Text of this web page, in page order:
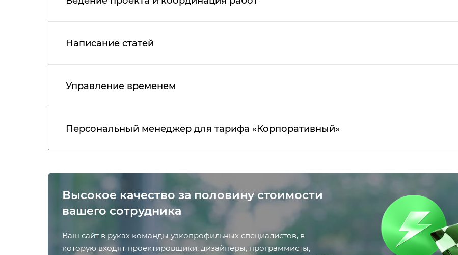
Написание статей
Управление временем
Персональный менеджер для тарифа «Корпоративный»
Высокое качество за половину стоимости
вашего сотрудника
Ваш сайт в руках команды узкопрофильных специалистов, в
которую входят проектировщики, дизайнеры, программисты,